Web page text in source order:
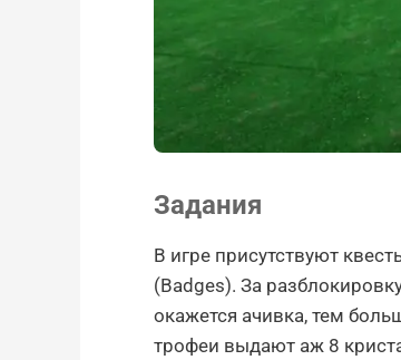
Задания
В игре присутствуют
(Badges). За
окажется ачивка, тем
трофеи выдают аж 8